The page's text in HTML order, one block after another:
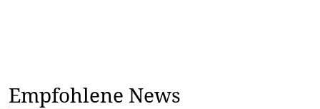
Empfohlene News